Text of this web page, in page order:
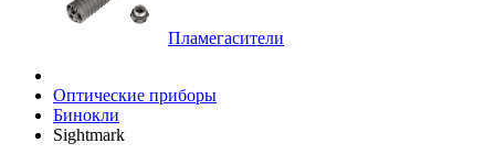
Пламегасители
Оптические приборы
Бинокли
Sightmark